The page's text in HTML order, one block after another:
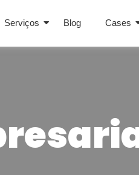
Serviços Blog Cases